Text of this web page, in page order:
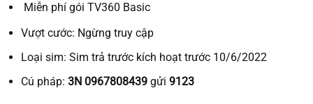
Miễn phí gói TV360 Basic
Vượt cước: Ngừng truy cập
Loại sim:Sim trả trước kích hoạt trước 10/6/2022
Cú pháp:3N 0967808439 gửi9123